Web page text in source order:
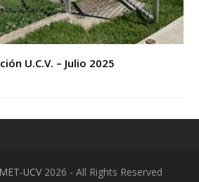
U.C.V. – Julio 2025
UCV 2026 - All Rights Reserved